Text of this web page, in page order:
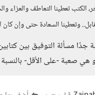
الكتب تعطينا التعاطف والعزاء
وتعطينا السعادة حتى وإن
جدًا مسألة التوفيق بين
هي صعبة -على الأقل-